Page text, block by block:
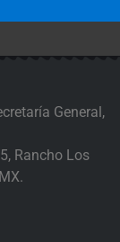
General,
Rancho Los